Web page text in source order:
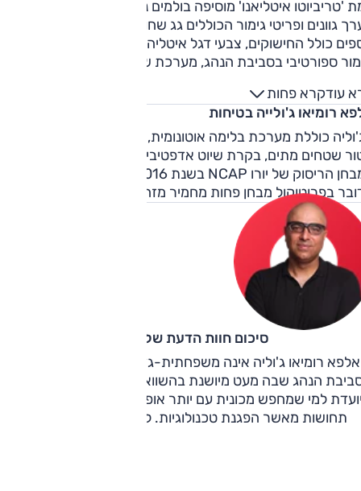
'טריביוטו איטליאנו' מוסיפה בולמים נשלטים-אלקטרונית,
גוונים ופריטי גימור הכוללים גג שחור, חבילת השחרה
כולל החישוקים, צבעי דגל איטליה על המראות, דיפון עור
ספורטיבי בסביבת הנהג, מערכת שמע משודרגת של הרמן
עודקרא פחות
רומיאו ג'ולייה בטיחות
כוללת מערכת בלימה אוטונומית, התרעה ותיקון סטייה
שטחים מתים, בקרת שיוט אדפטיבית ועוד. אלפא ג'וליה
בפרוטוקול מבחן פחות מחמיר מזה המקובל כיום.
סיכום חוות הדעת של קינן כהן
אלפא רומיאו ג'וליה אינה משפחתית-גדולה המתאימה לכל אחד.
הנהג שבה מעט מיושנת בהשוואה לחלק מהמתחרות,
למי שמחפש מכונית עם יותר אופי, כזאת המעניקה לנהג
תחושות מאשר הפגנת טכנולוגיות. לנו היה קל לאהוב אותה.